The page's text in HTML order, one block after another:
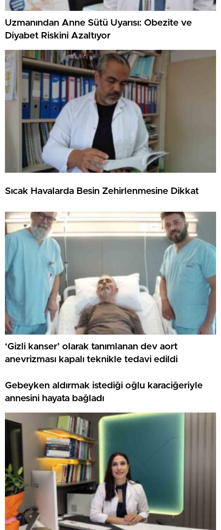
Uzmanından Anne Sütü Uyarısı: Obezite ve
Diyabet Riskini Azaltıyor
Sıcak Havalarda Besin Zehirlenmesine Dikkat
‘Gizli kanser’ olarak tanımlanan dev aort
anevrizması kapalı teknikle tedavi edildi
Gebeyken aldırmak istediği oğlu karaciğeriyle
annesini hayata bağladı